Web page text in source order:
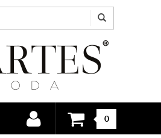
0